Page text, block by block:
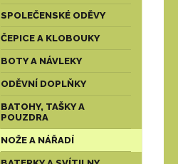
SPOLEČENSKÉ ODĚVY
ČEPICE A KLOBOUKY
BOTY A NÁVLEKY
ODĚVNÍ DOPLŇKY
BATOHY, TAŠKY A
POUZDRA
NOŽE A NÁŘADÍ